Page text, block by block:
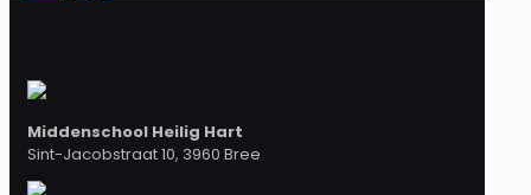
Middenschool Heilig Hart
Sint-Jacobstraat 10, 3960 Bree